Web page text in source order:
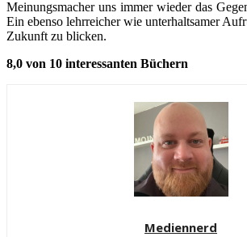
Meinungsmacher uns immer wieder das
Ein ebenso lehrreicher wie unterhaltsamer
Zukunft zu blicken.
8,0 von 10 interessanten Büchern
Mediennerd